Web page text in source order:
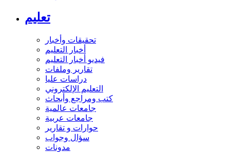
تعليم
تحقيقات وأخبار
أخبار التعليم
فيديو أخبار التعليم
تقارير وملفات
دراسات عليا
التعليم الإلكتروني
كتب ومراجع وأبحاث
جامعات عالمية
جامعات عربية
حوارات و تقارير
سؤال وجواب
مدونات